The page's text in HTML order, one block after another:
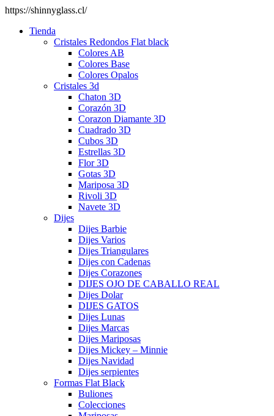
https://shinnyglass.cl/
Tienda
Cristales Redondos Flat black
Colores AB
Colores Base
Colores Opalos
Cristales 3d
Chaton 3D
Corazón 3D
Corazon Diamante 3D
Cuadrado 3D
Cubos 3D
Estrellas 3D
Flor 3D
Gotas 3D
Mariposa 3D
Rivoli 3D
Navete 3D
Dijes
Dijes Barbie
Dijes Varios
Dijes Triangulares
Dijes con Cadenas
Dijes Corazones
DIJES OJO DE CABALLO REAL
Dijes Dolar
DIJES GATOS
Dijes Lunas
Dijes Marcas
Dijes Mariposas
Dijes Mickey – Minnie
Dijes Navidad
Dijes serpientes
Formas Flat Black
Buliones
Colecciones